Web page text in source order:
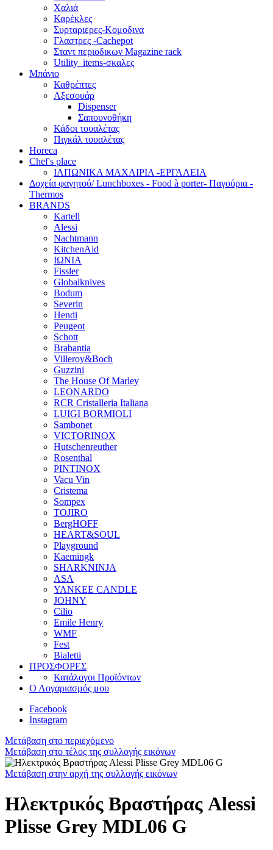
Χαλιά
Καρέκλες
Συρταριερες-Κομοδινα
Γλαστρες -Cachepot
Σταντ περιοδικων Magazine rack
Utility_items-σκαλες
Μπάνιο
Καθρέπτες
Αξεσουάρ
Dispenser
Σαπουνοθήκη
Κάδοι τουαλέτας
Πιγκάλ τουαλέτας
Horeca
Chef's place
ΙΑΠΩΝΙΚΑ ΜΑΧΑΙΡΙΑ -ΕΡΓΑΛΕΙΑ
Δoχεία φαγητού/ Lunchboxes - Food à porter- Παγούρια -
Thermos
BRANDS
Kartell
Alessi
Nachtmann
KitchenAid
ΙΩΝΙΑ
Fissler
Globalknives
Bodum
Severin
Hendi
Peugeot
Schott
Brabantia
Villeroy&Boch
Guzzini
The House Of Marley
LEONARDO
RCR Cristalleria Italiana
LUIGI BORMIOLI
Sambonet
VICTORINOX
Hutschenreuther
Rosenthal
PINTINOX
Vacu Vin
Cristema
Sompex
TOJIRO
BergHOFF
HEART&SOUL
Playground
Kaemingk
SHARKNINJA
ASA
YANKEE CANDLE
JOHNY
Cilio
Emile Henry
WMF
Fest
Bialetti
ΠΡΟΣΦΟΡΕΣ
Κατάλογοι Προϊόντων
Ο Λογαριασμός μου
Facebook
Instagram
Μετάβαση στο περιεχόμενο
Μετάβαση στο τέλος της συλλογής εικόνων
Μετάβαση στην αρχή της συλλογής εικόνων
Ηλεκτρικός Βραστήρας Alessi
Plisse Grey MDL06 G